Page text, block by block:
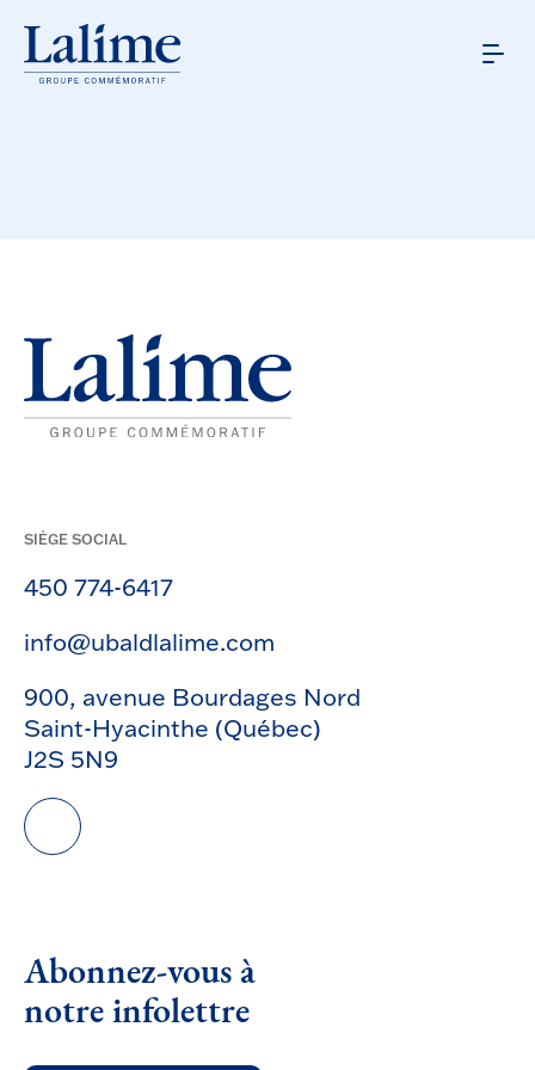
SIÈGE SOCIAL
450 774-6417
info@ubaldlalime.com
900, avenue Bourdages Nord
Saint-Hyacinthe (Québec)
J2S 5N9
Abonnez-vous à
notre infolettre